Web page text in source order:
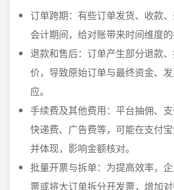
订单跨期：有些订单发货、收款
会计期间，给对账带来时间维度的
退款和售后：订单产生部分退款
价，导致原始订单与最终资金、
应。
手续费及其他费用：平台抽佣、支
快递费、广告费等，可能在支付
并体现，影响金额核对。
批量开票与拆单：为提高效率，
票或将大订单拆分开发票，增加对